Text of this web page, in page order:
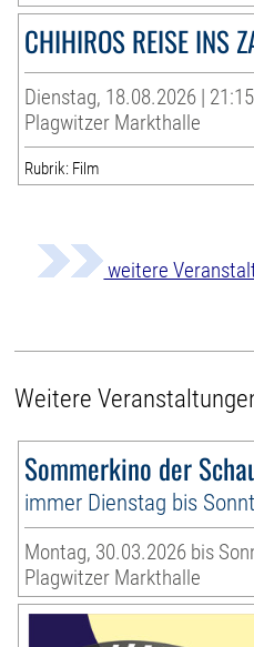
CHIHIROS REISE INS
Dienstag, 18.08.2026 |
Plagwitzer Markthalle
Rubrik: Film
weitere
Weitere
Sommerkino der
immer Dienstag bis
Montag, 30.03.2026 bis
Plagwitzer Markthalle